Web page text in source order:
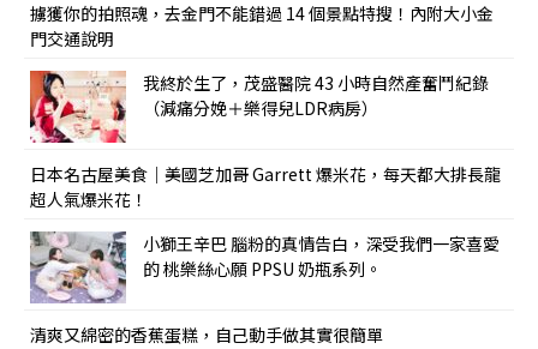
擄獲你的拍照魂，去金門不能錯過 14 個景點特搜！內附大小金
門交通說明
我終於生了，茂盛醫院 43 小時自然產奮鬥紀錄
（減痛分娩＋樂得兒LDR病房）
日本名古屋美食｜美國芝加哥 Garrett 爆米花，每天都大排長龍
超人氣爆米花！
小獅王辛巴 腦粉的真情告白，深受我們一家喜愛
的 桃樂絲心願 PPSU 奶瓶系列。
清爽又綿密的香蕉蛋糕，自己動手做其實很簡單